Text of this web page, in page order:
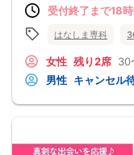
受付終了まで18
はなしま専科
女性 残り2席 30
男性 キャンセル